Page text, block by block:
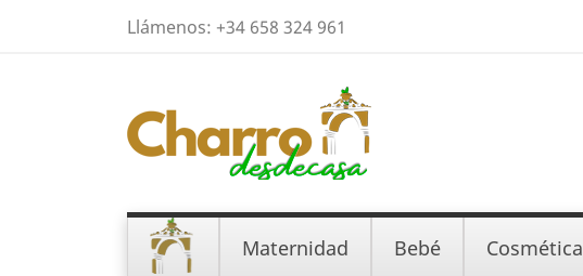
Llámenos: +34 658 324 961
Maternidad Bebé Cosmética